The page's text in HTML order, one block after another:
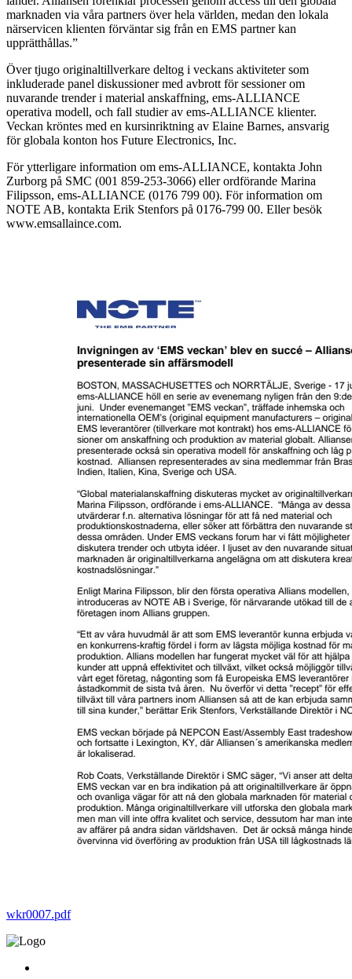
marknaden via våra partners över hela världen, medan den lokala
närservicen klienten förväntar sig från en EMS partner kan
upprätthållas.”
Över tjugo originaltillverkare deltog i veckans aktiviteter som
inkluderade panel diskussioner med avbrott för sessioner om
nuvarande trender i material anskaffning, ems-ALLIANCE
operativa modell, och fall studier av ems-ALLIANCE klienter.
Veckan kröntes med en kursinriktning av Elaine Barnes, ansvarig
för globala konton hos Future Electronics, Inc.
För ytterligare information om ems-ALLIANCE, kontakta John
Zurborg på SMC (001 859-253-3066) eller ordförande Marina
Filipsson, ems-ALLIANCE (0176 799 00). För information om
NOTE AB, kontakta Erik Stenfors på 0176-799 00. Eller besök
www.emsallaince.com.
wkr0007.pdf